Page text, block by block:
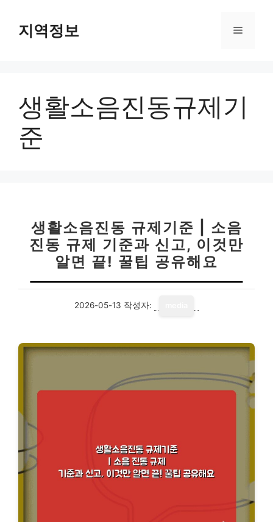
지역정보 메
생활소음진동규제기
준
생활소음진동 규제기준 | 소음
진동 규제 기준과 신고, 이것만
알면 끝! 꿀팁 공유해요
2026-05-13 작성자: